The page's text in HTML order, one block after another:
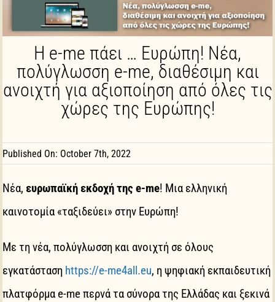
Publicity Material
News – Announcements
Contact
Η e-me πάει … Ευρώπη! Νέα,
πολύγλωσση e-me, διαθέσιμη και
ανοιχτή για αξιοποίηση από όλες τις
χώρες της Ευρώπης!
Published On: October 7th, 2022
Νέα, ευρωπαϊκή εκδοχή της e-me! Μια ελληνική
καινοτομία «ταξιδεύει» στην Ευρώπη!
Με τη νέα, πολύγλωσση και ανοιχτή σε όλους
εγκατάσταση https://e-me4all.eu, η ψηφιακή εκπαιδευτική
πλατφόρμα e-me περνά τα σύνορα της Ελλάδας και ξεκινά